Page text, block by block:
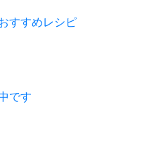
すすめレシピ
です